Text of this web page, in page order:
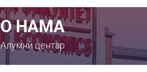
О НАМА
Алумни центар